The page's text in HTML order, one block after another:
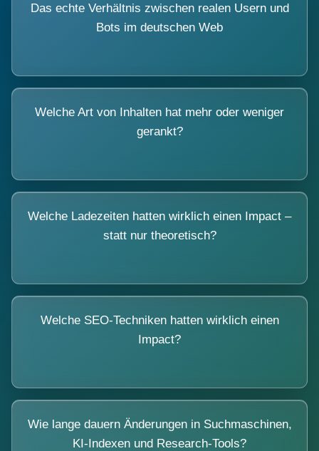
Das echte Verhältnis zwischen realen Usern und
Bots im deutschen Web
Welche Art von Inhalten hat mehr oder weniger
gerankt?
Welche Ladezeiten hatten wirklich einen Impact –
statt nur theoretisch?
Welche SEO-Techniken hatten wirklich einen
Impact?
Wie lange dauern Änderungen in Suchmaschinen,
KI-Indexen und Research-Tools?